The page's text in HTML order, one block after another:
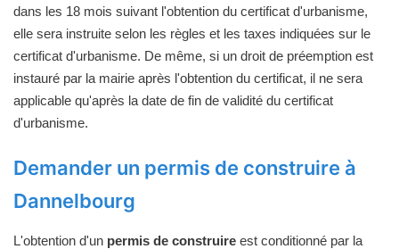
dans les 18 mois suivant l'obtention du certificat d'urbanisme,
elle sera instruite selon les règles et les taxes indiquées sur le
certificat d'urbanisme. De même, si un droit de préemption est
instauré par la mairie après l'obtention du certificat, il ne sera
applicable qu'après la date de fin de validité du certificat
d'urbanisme.
Demander un permis de construire à
Dannelbourg
L'obtention d'un permis de construire est conditionné par la